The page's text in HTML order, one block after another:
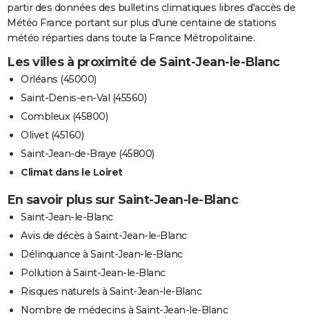
partir des données des bulletins climatiques libres d'accès de
Météo France portant sur plus d'une centaine de stations
météo réparties dans toute la France Métropolitaine.
Les villes à proximité de Saint-Jean-le-Blanc
Orléans (45000)
Saint-Denis-en-Val (45560)
Combleux (45800)
Olivet (45160)
Saint-Jean-de-Braye (45800)
Climat dans le Loiret
En savoir plus sur Saint-Jean-le-Blanc
Saint-Jean-le-Blanc
Avis de décès à Saint-Jean-le-Blanc
Délinquance à Saint-Jean-le-Blanc
Pollution à Saint-Jean-le-Blanc
Risques naturels à Saint-Jean-le-Blanc
Nombre de médecins à Saint-Jean-le-Blanc